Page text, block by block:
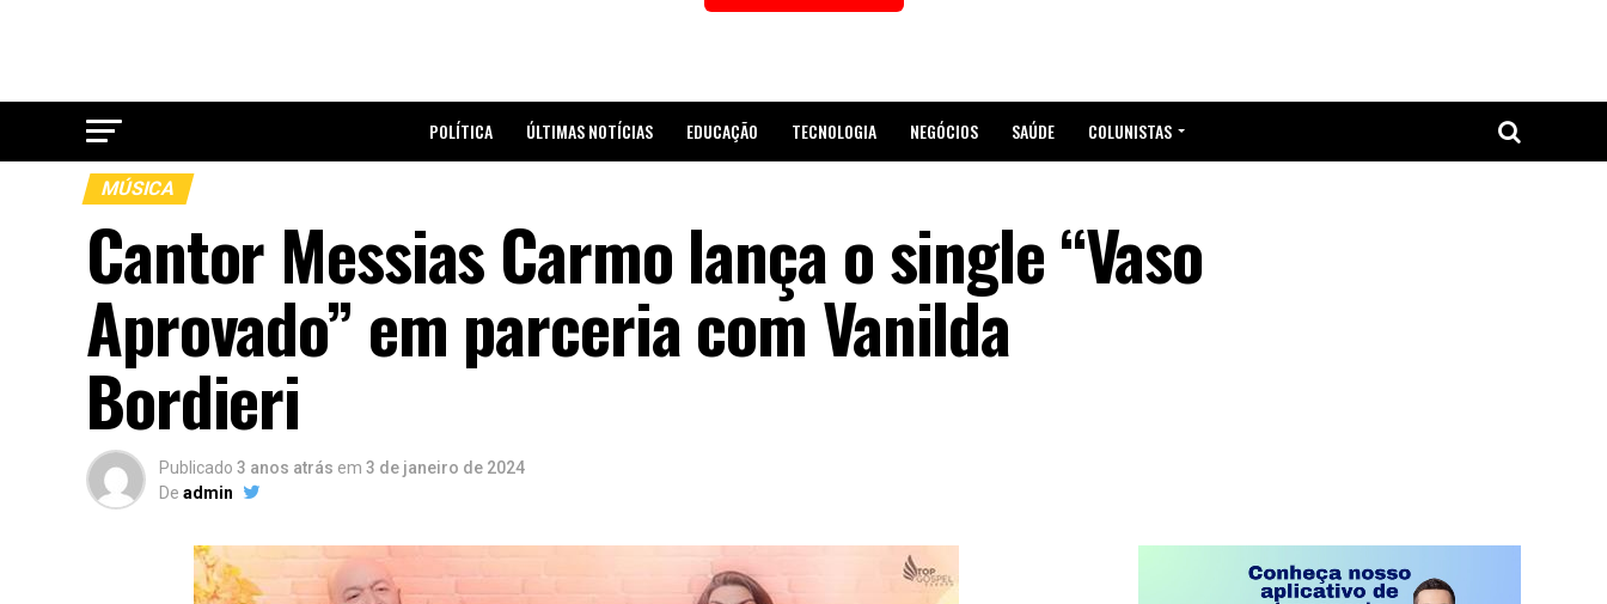
POLÍTICA ÚLTIMAS NOTÍCIAS EDUCAÇÃO TECNOLOGIA NEGÓCIOS SAÚDE COLUNISTAS
MÚSICA
Cantor Messias Carmo lança o single “Vaso
Aprovado” em parceria com Vanilda
Bordieri
Publicado 3 anos atrás em 3 de janeiro de 2024
De admin